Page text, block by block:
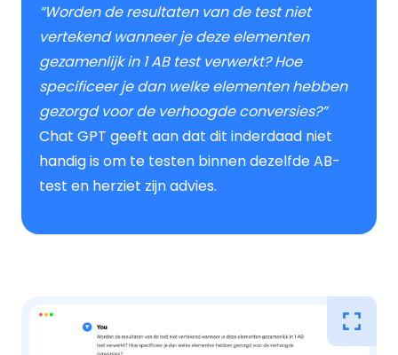
“Worden de resultaten van de test niet
vertekend wanneer je deze elementen
gezamenlijk in 1 AB test verwerkt? Hoe
specificeer je dan welke elementen hebben
gezorgd voor de verhoogde conversies?”
Chat GPT geeft aan dat dit inderdaad niet
handig is om te testen binnen dezelfde AB-
test en herziet zijn advies.